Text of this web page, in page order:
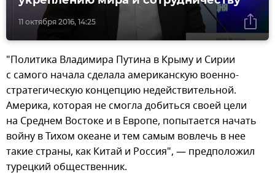
11 октября 2016, 14:25
"Политика Владимира Путина в Крыму и Сирии
с самого начала сделала американскую военно-
стратегическую концепцию недействительной.
Америка, которая не смогла добиться своей цели
на Среднем Востоке и в Европе, попытается начать
войну в Тихом океане и тем самым вовлечь в нее
такие страны, как Китай и Россия", — предположил
турецкий общественник.